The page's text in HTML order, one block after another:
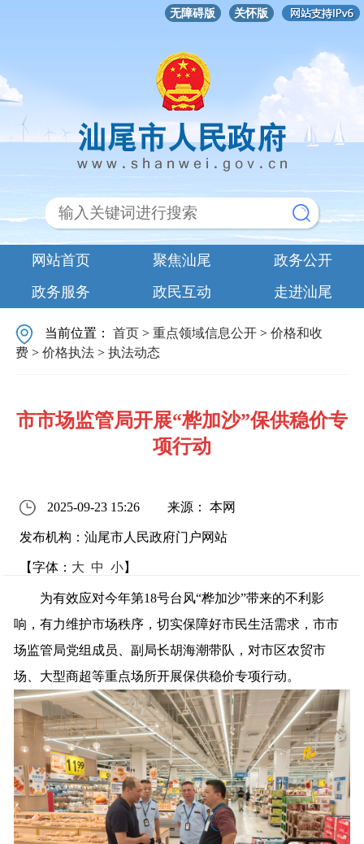
无障碍版 关怀版
网站首页 聚焦汕尾
政务公开
政务服务
政民互动 走进汕尾
当前位置：首页 >重点领域信息公开 >价格和收
费 >价格执法 >执法动态
市市场监管局开展“桦加沙”保供稳价专
项行动
2025-09-23 15:26 来源： 本网
发布机构：汕尾市人民政府门户网站
【字体： 大 中 小】
为有效应对今年第18号台风“桦加沙”带来的不利影
响，有力维护市场秩序，切实保障好市民生活需求，市市
场监管局党组成员、副局长胡海潮带队，对市区农贸市
场、大型商超等重点场所开展保供稳价专项行动。